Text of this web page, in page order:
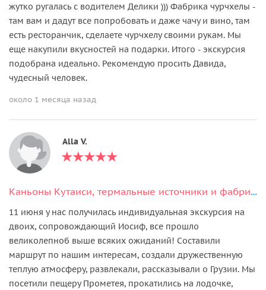
жутко ругалась с водителем Делики ))) Фабрика чурчхелы -
там вам и дадут все попробовать и даже чачу и вино, там
есть ресторанчик, сделаете чурчхелу своими рукам. Мы
еще накупили вкусностей на подарки. Итого - экскурсия
подобрана идеально. Рекомендую просить Давида,
чудесный человек.
около 1 месяца назад
Alla V.
Каньоны Кутаиси, термальные источники и фабрика чурчхелы в мини-группе
11 июня у нас получилась индивидуальная экскурсия на
двоих, сопровождающий Иосиф, все прошло
великолепноб выше всяких ожиданий! Составили
маршрут по нашим интересам, создали дружественную
теплую атмосферу, развлекали, рассказывали о Грузии. Мы
посетили пещеру Прометея, прокатились на лодочке,